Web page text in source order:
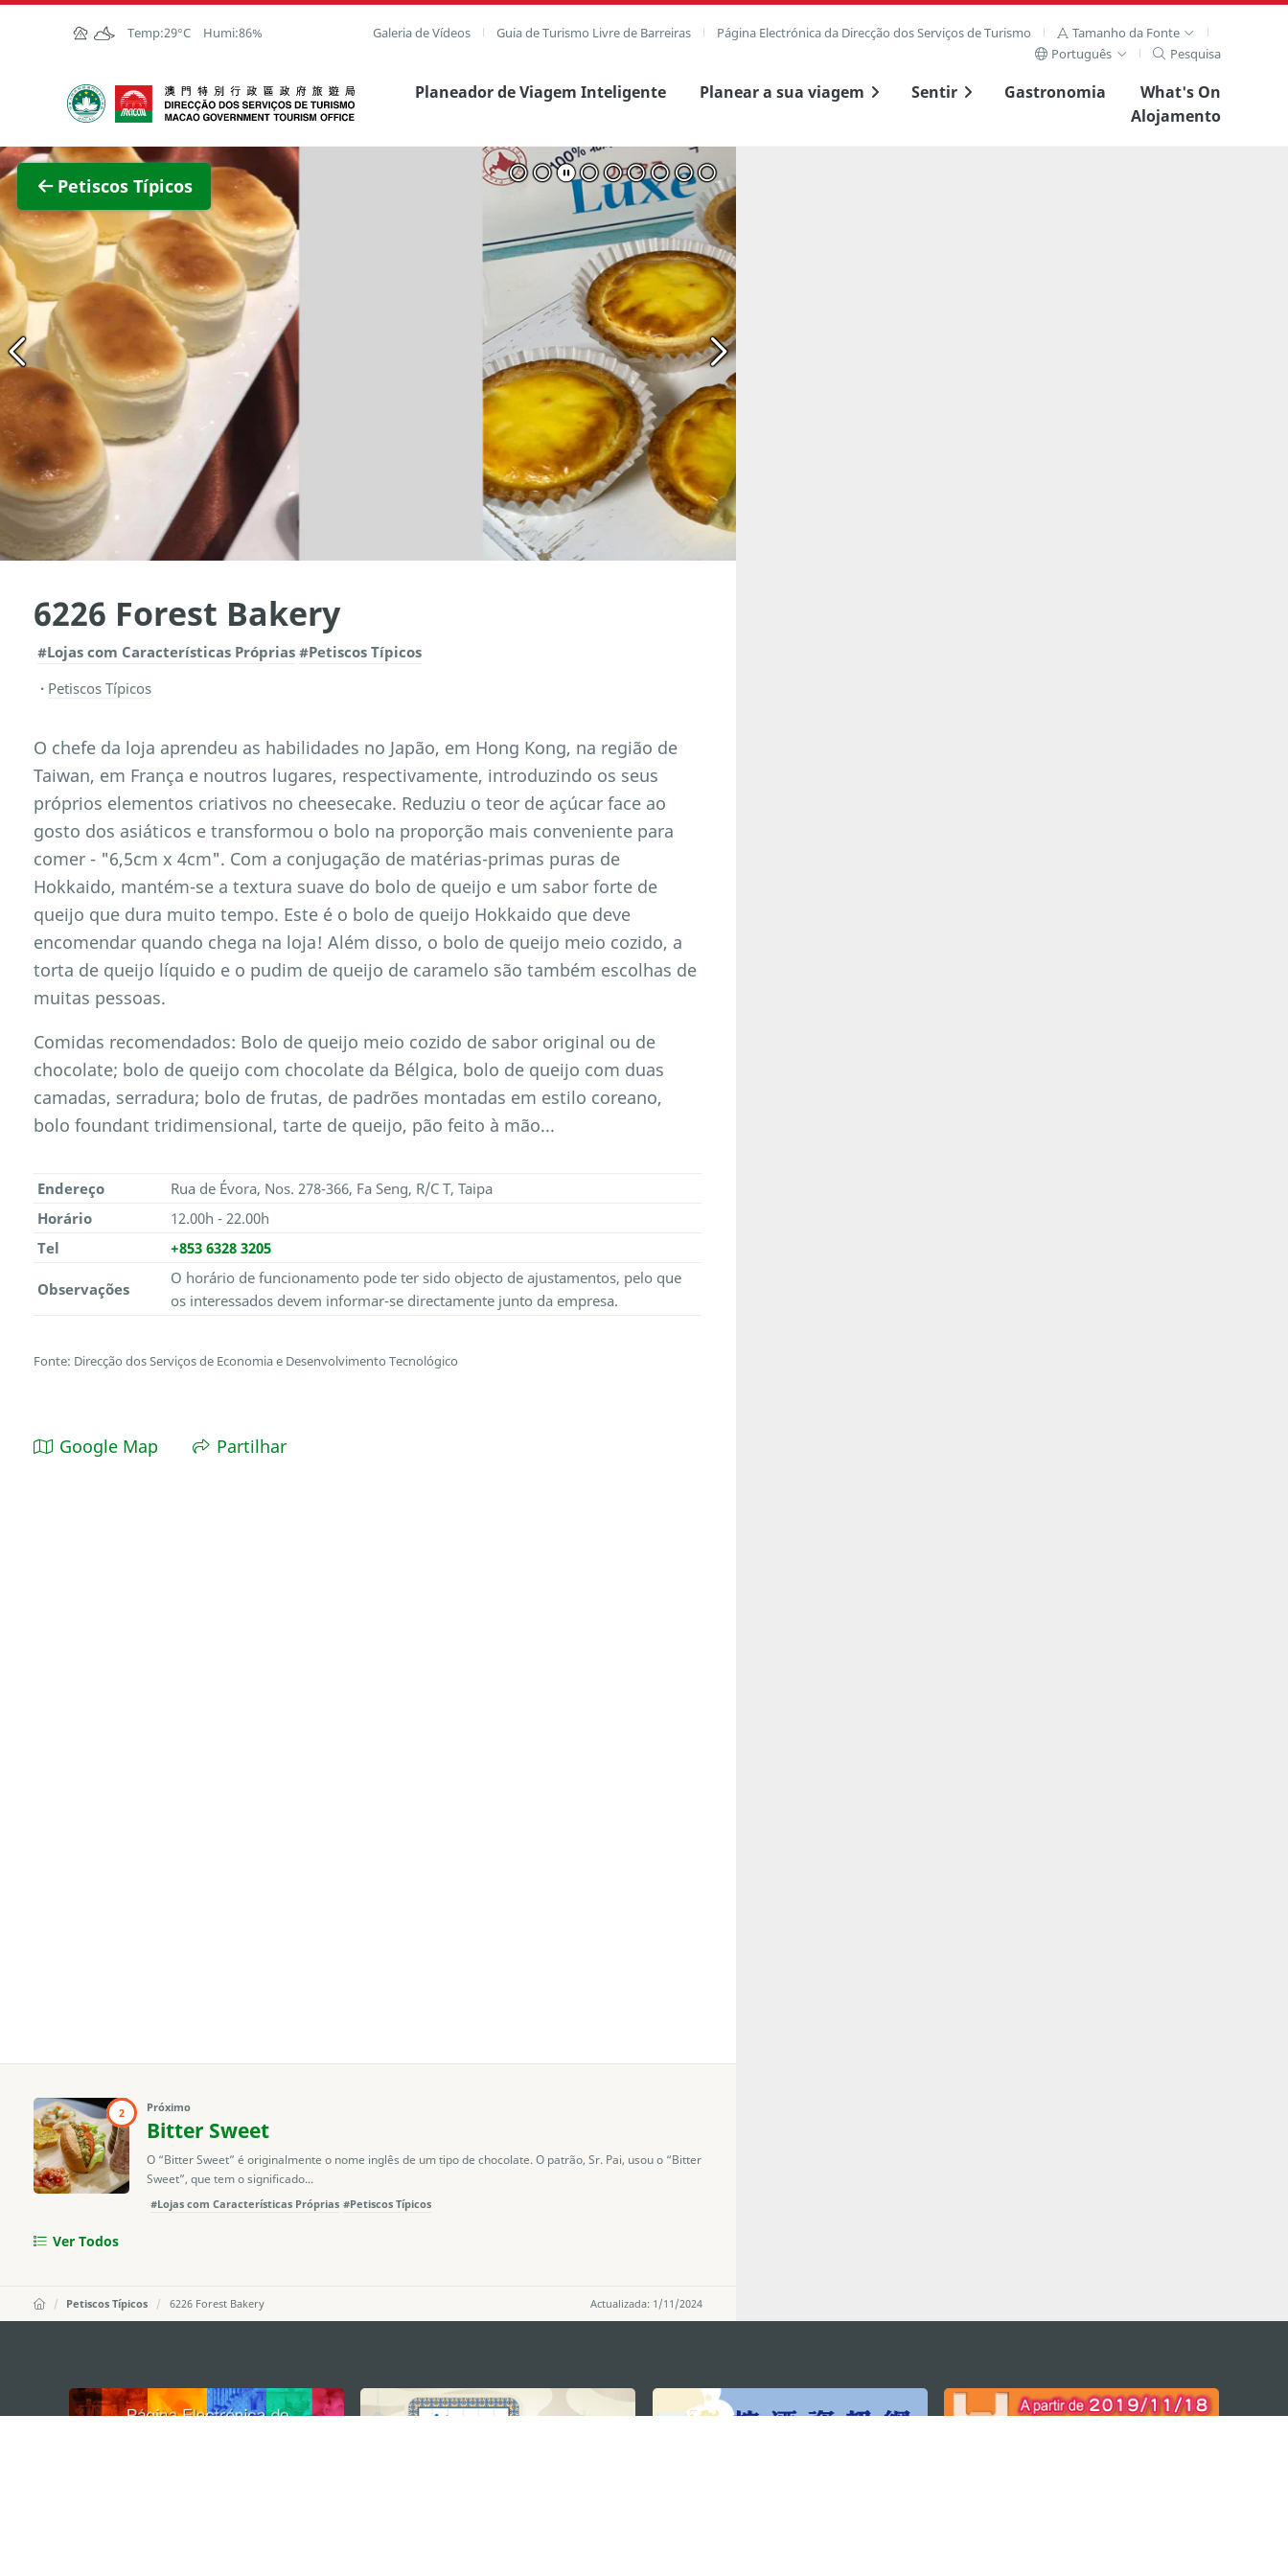
Ir para o conteúdo principal
Temp:29°C Humi:86% Galeria de Vídeos Guia de Turismo Livre de Barreiras Página Electrónica da Direcção dos Serviços de Turismo
Tamanho da Fonte
Português
Pesquisa
Direcção dos Serviços de Turismo Planeador de Viagem Inteligente Planear a sua viagem Sentir Gastronomia
What's On
Alojamento
Petiscos Típicos
Ver imagem completa
6226 Forest Bakery
#Lojas com Características Próprias #Petiscos Típicos
Petiscos Típicos
O chefe da loja aprendeu as habilidades no Japão, em Hong Kong, na região de
Taiwan, em França e noutros lugares, respectivamente, introduzindo os seus
próprios elementos criativos no cheesecake. Reduziu o teor de açúcar face ao
gosto dos asiáticos e transformou o bolo na proporção mais conveniente para
comer - "6,5cm x 4cm". Com a conjugação de matérias-primas puras de
Hokkaido, mantém-se a textura suave do bolo de queijo e um sabor forte de
queijo que dura muito tempo. Este é o bolo de queijo Hokkaido que deve
encomendar quando chega na loja! Além disso, o bolo de queijo meio cozido, a
torta de queijo líquido e o pudim de queijo de caramelo são também escolhas de
muitas pessoas.
Comidas recomendados: Bolo de queijo meio cozido de sabor original ou de
chocolate; bolo de queijo com chocolate da Bélgica, bolo de queijo com duas
camadas, serradura; bolo de frutas, de padrões montadas em estilo coreano,
bolo foundant tridimensional, tarte de queijo, pão feito à mão...
Endereço
Rua de Évora, Nos. 278-366, Fa Seng, R/C T, Taipa
Horário
12.00h - 22.00h
Tel
+853 6328 3205
Observações
O horário de funcionamento pode ter sido objecto de ajustamentos, pelo que
os interessados devem informar-se directamente junto da empresa.
Fonte: Direcção dos Serviços de Economia e Desenvolvimento Tecnológico
Google Map Partilhar
2 Próximo
Bitter Sweet
O “Bitter Sweet” é originalmente o nome inglês de um tipo de chocolate. O patrão, Sr. Pai, usou o “Bitter
Sweet”, que tem o significado...
#Lojas com Características Próprias #Petiscos Típicos
Ver Todos
Actualizada: 1/11/2024
Petiscos Típicos 6226 Forest Bakery
external links